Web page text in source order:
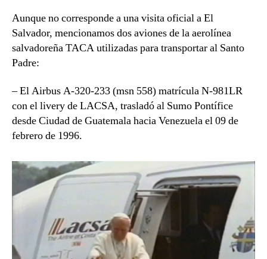
Aunque no corresponde a una visita oficial a El
Salvador, mencionamos dos aviones de la aerolínea
salvadoreña TACA utilizadas para transportar al Santo
Padre:
– El Airbus A-320-233 (msn 558) matrícula N-981LR
con el livery de LACSA, trasladó al Sumo Pontífice
desde Ciudad de Guatemala hacia Venezuela el 09 de
febrero de 1996.